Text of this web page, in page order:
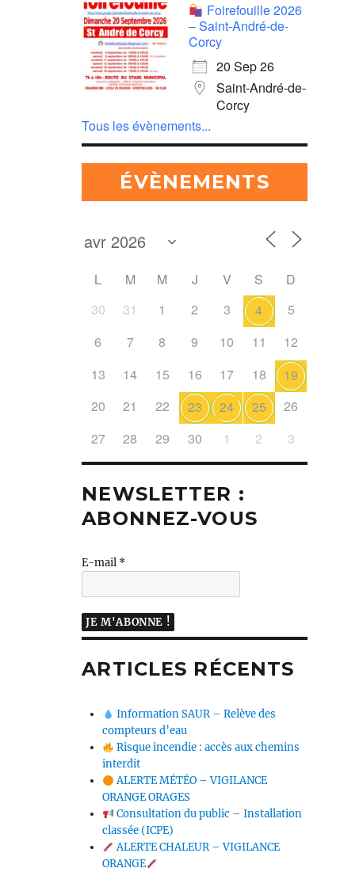
Foirefouille 2026
– Saint-André-de-
Corcy
20 Sep 26
Saint-André-de-
Corcy
Tous les évènements...
ÉVÈNEMENTS
L M M J V S
D
30
31 1 2 3 4
5
6
7 8 9 10 11
12
13
14 15 16 17 18
19
20
21 22 23 24 25
26
27
28 29 30 1 2 3
NEWSLETTER :
ABONNEZ-VOUS
E-mail *
ARTICLES RÉCENTS
Information SAUR – Relève des
compteurs d’eau
Risque incendie : accès aux chemins
interdit
ALERTE MÉTÉO – VIGILANCE
ORANGE ORAGES
Consultation du public – Installation
classée (ICPE)
ALERTE CHALEUR – VIGILANCE
ORANGE